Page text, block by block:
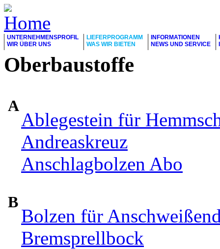
UNTERNEHMENSPROFIL
WIR ÜBER UNS
LIEFERPROGRAMM
WAS WIR BIETEN
INFORMATIONEN
NEWS UND SERVICE
Oberbaustoffe
A
Ablegestein für
Andreaskreuz
Anschlagbolzen Abo
B
Bolzen für
Bremsprellbock